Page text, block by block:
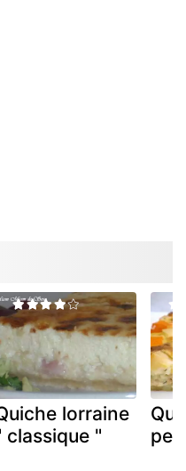
lorraine
classique "